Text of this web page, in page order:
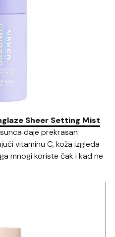
Sheer Setting Mist
daje prekrasan
vitaminu C, koža izgleda
mnogi koriste čak i kad ne